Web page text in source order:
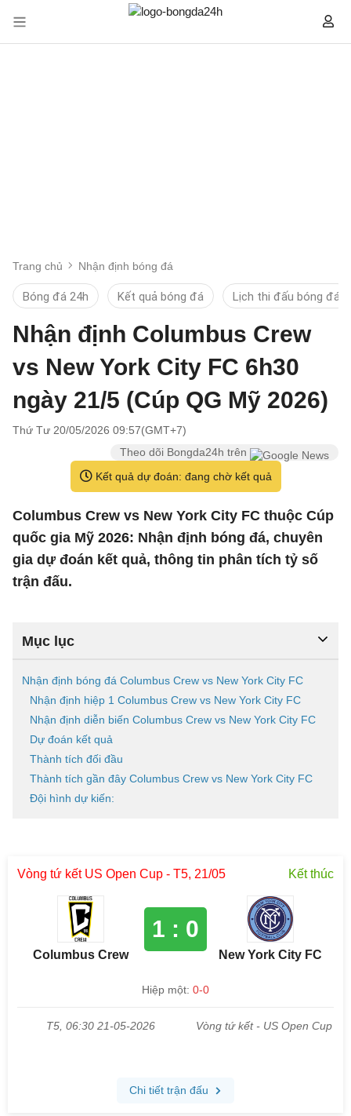
Trang chủ Nhận định bóng đá
Bóng đá 24h Kết quả bóng đá Lịch thi đấu bóng đá
Nhận định Columbus Crew
vs New York City FC 6h30
ngày 21/5 (Cúp QG Mỹ 2026)
Thứ Tư 20/05/2026 09:57(GMT+7)
Theo dõi Bongda24h trên
Kết quả dự đoán: đang chờ kết quả
Columbus Crew vs New York City FC thuộc Cúp
quốc gia Mỹ 2026: Nhận định bóng đá, chuyên
gia dự đoán kết quả, thông tin phân tích tỷ số
trận đấu.
Mục lục
Nhận định bóng đá Columbus Crew vs New York City FC
Nhận định hiệp 1 Columbus Crew vs New York City FC
Nhận định diễn biến Columbus Crew vs New York City FC
Dự đoán kết quả
Thành tích đối đầu
Thành tích gần đây Columbus Crew vs New York City FC
Đội hình dự kiến: